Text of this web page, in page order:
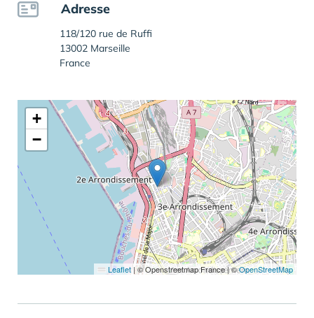
Adresse
118/120 rue de Ruffi
13002 Marseille
France
+
−
Leaflet |© Openstreetmap France | ©OpenStreetMap